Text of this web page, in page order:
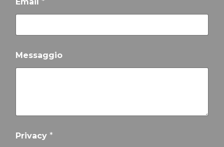
Messaggio
Privacy *